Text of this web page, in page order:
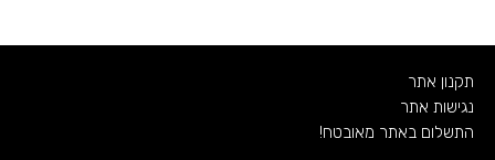
תקנון אתר
נגישות אתר
התשלום באתר מאובטח!